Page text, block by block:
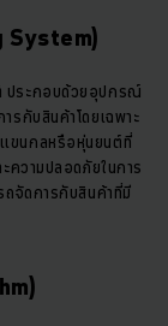
System)
ประกอบด้วยอุปกรณ์
รกับสินค้าโดยเฉพาะ
ขนกลหรือหุ่นยนต์ที่
ความปลอดภัยในการ
ถจัดการกับสินค้าที่มี